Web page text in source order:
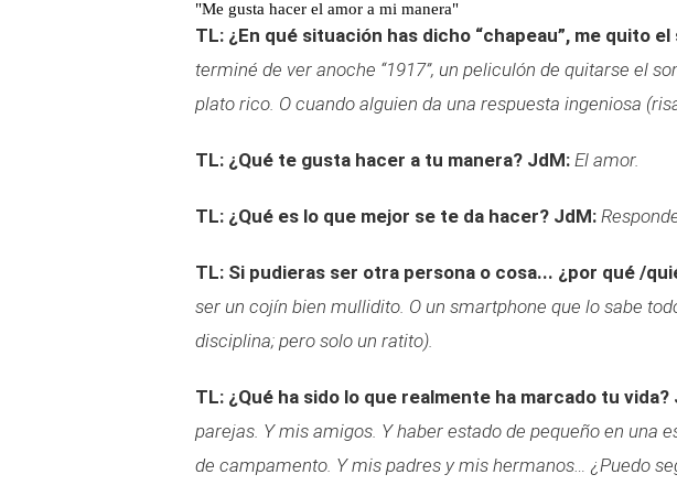
"Me gusta hacer el amor a mi manera"
TL: ¿En qué situación has dicho “chapeau”, me quito
terminé de ver anoche “1917”, un peliculón de quitarse el
plato rico. O cuando alguien da una respuesta ingeniosa
TL: ¿Qué te gusta hacer a tu manera? JdM: El amor.
TL: ¿Qué es lo que mejor se te da hacer? JdM:
TL: Si pudieras ser otra persona o cosa... ¿por qué /
ser un cojín bien mullidito. O un smartphone que lo sabe
disciplina; pero solo un ratito).
TL: ¿Qué ha sido lo que realmente ha marcado tu vida?
parejas. Y mis amigos. Y haber estado de pequeño en una
de campamento. Y mis padres y mis hermanos… ¿Puedo